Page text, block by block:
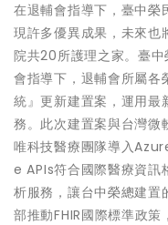
在退輔會指導下，臺中榮
現許多優異成果，未來也
院共20所護理之家。臺
會指導下，退輔會所屬各
統』更新建置案，運用最
務。此次建置案與台灣微
唯科技醫療團隊導入
e APIs符合國際醫療資訊
析服務，讓台中榮總建置
部推動FHIR國際標準政